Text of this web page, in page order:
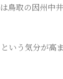
鳥取の因州中
いう気分が高ま